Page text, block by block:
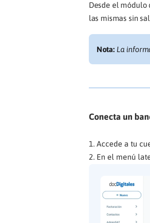
Desde el módulo
las mismas sin
Nota: La
Conecta un
Accede a tu
En el menú